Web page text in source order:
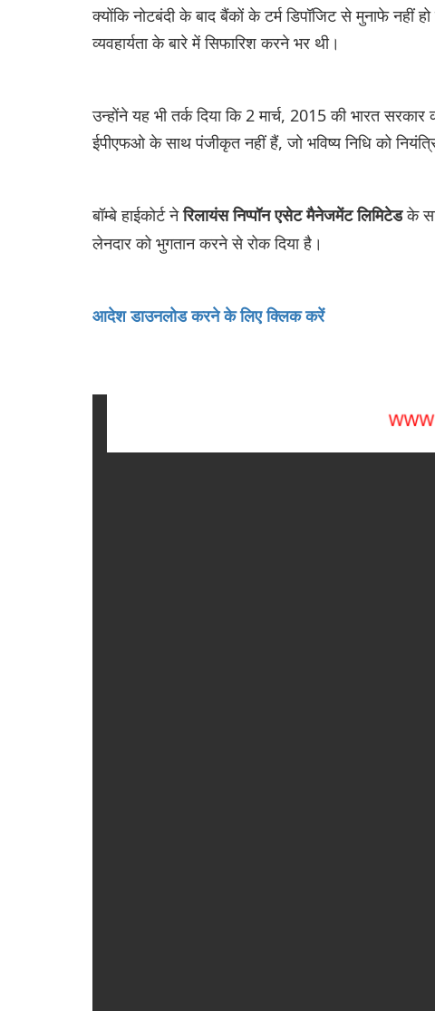
क्योंकि नोटबंदी के बाद बैंकों के टर्म डिपॉजिट से मुनाफे नहीं
व्यवहार्यता के बारे में सिफारिश करने भर थी।
उन्होंने यह भी तर्क दिया कि 2 मार्च, 2015 की भारत
ईपीएफओ के साथ पंजीकृत नहीं हैं, जो भविष्य निधि को
बॉम्बे हाईकोर्ट नेरिलायंस निप्पॉन एसेट मैनेजमेंट लिमिटेडके
लेनदार को भुगतान करने से रोक दिया है।
आदेश डाउनलोड करने के लिए क्लिक करें